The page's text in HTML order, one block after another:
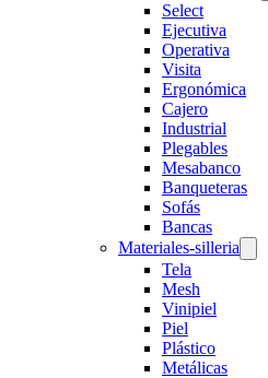
Select
Ejecutiva
Operativa
Visita
Ergonómica
Cajero
Industrial
Plegables
Mesabanco
Banqueteras
Sofás
Bancas
Materiales-silleria
Tela
Mesh
Vinipiel
Piel
Plástico
Metálicas